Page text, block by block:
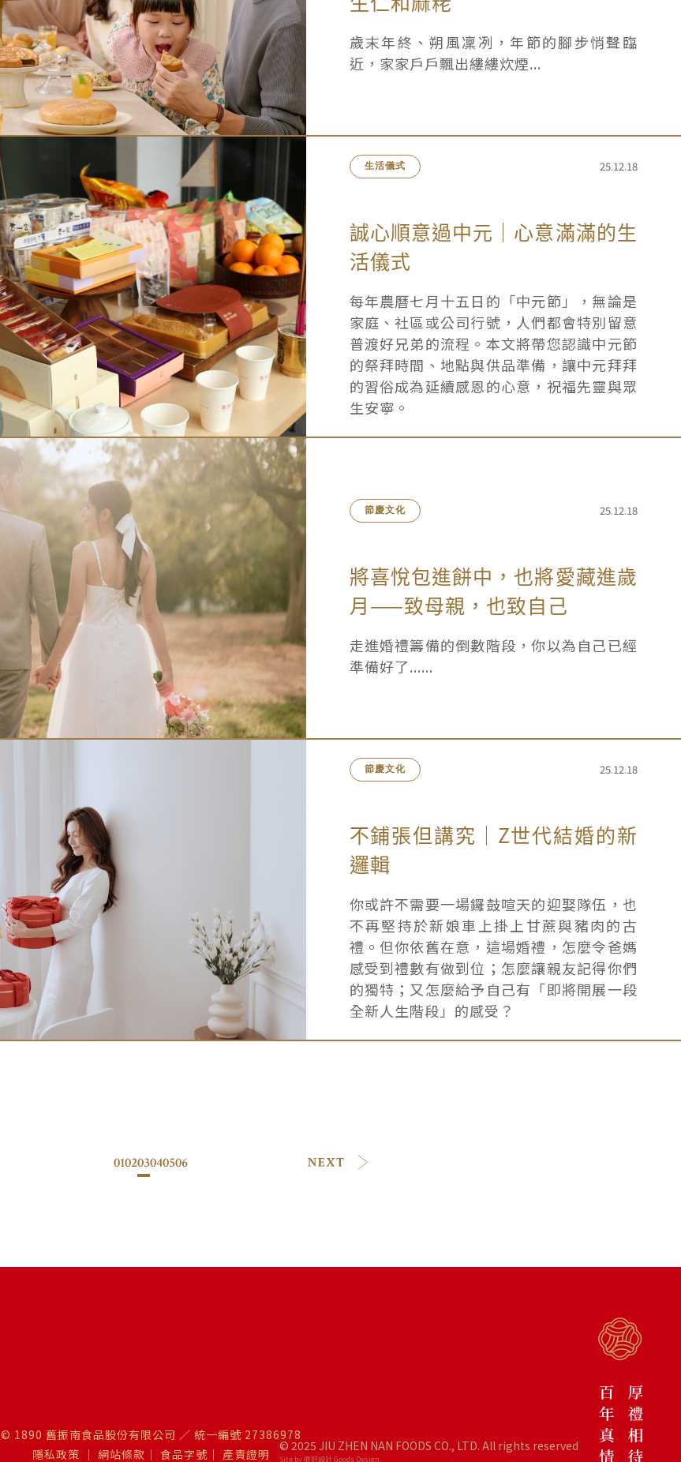
歲末年終、朔風凜冽，年節的腳步悄聲臨
近，家家戶戶飄出縷縷炊煙...
生活儀式 25.12.18
誠心順意過中元｜心意滿滿的生
活儀式
每年農曆七月十五日的「中元節」，無論是
家庭、社區或公司行號，人們都會特別留意
普渡好兄弟的流程。本文將帶您認識中元節
的祭拜時間、地點與供品準備，讓中元拜拜
的習俗成為延續感恩的心意，祝福先靈與眾
生安寧。
節慶文化 25.12.18
將喜悅包進餅中，也將愛藏進歲
月——致母親，也致自己
走進婚禮籌備的倒數階段，你以為自己已經
準備好了......
節慶文化 25.12.18
不鋪張但講究｜Z世代結婚的新
邏輯
你或許不需要一場鑼鼓喧天的迎娶隊伍，也
不再堅持於新娘車上掛上甘蔗與豬肉的古
禮。但你依舊在意，這場婚禮，怎麼令爸媽
感受到禮數有做到位；怎麼讓親友記得你們
的獨特；又怎麼給予自己有「即將開展一段
全新人生階段」的感受？
010203040506
© 1890 舊振南食品股份有限公司 ／ 統一編號 27386978
隱私政策 ｜ 網站條款 ｜ 食品字號 ｜ 產責證明
© 2025 JIU ZHEN NAN FOODS CO., LTD. All rights reserved
Site by 很好設計 Goods Design